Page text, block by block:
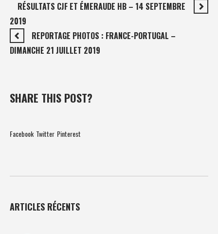
RÉSULTATS CJF ET ÉMERAUDE HB – 14 SEPTEMBRE
2019
REPORTAGE PHOTOS : FRANCE-PORTUGAL –
DIMANCHE 21 JUILLET 2019
SHARE THIS POST?
Facebook Twitter Pinterest
ARTICLES RÉCENTS